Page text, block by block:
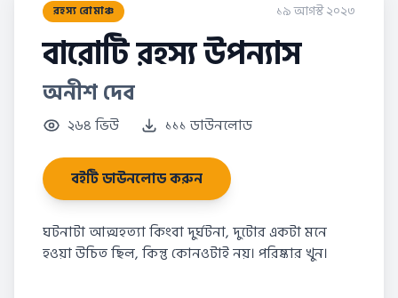
রহস্য রোমাঞ্চ ১৯ আগস্ট ২০২৩
বারোটি রহস্য উপন্যাস
অনীশ দেব
২৬৪ ভিউ ১১১ ডাউনলোড
বইটি ডাউনলোড করুন
ঘটনাটা আত্মহত্যা কিংবা দুর্ঘটনা, দুটোর একটা মনে
হওয়া উচিত ছিল, কিন্তু কোনওটাই নয়। পরিষ্কার খুন।